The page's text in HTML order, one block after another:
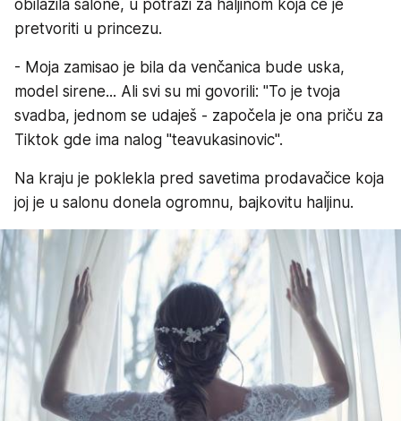
obilazila salone, u potrazi za haljinom koja će je
pretvoriti u princezu.
- Moja zamisao je bila da venčanica bude uska,
model sirene... Ali svi su mi govorili: "To je tvoja
svadba, jednom se udaješ - započela je ona priču za
Tiktok gde ima nalog "teavukasinovic".
Na kraju je poklekla pred savetima prodavačice koja
joj je u salonu donela ogromnu, bajkovitu haljinu.